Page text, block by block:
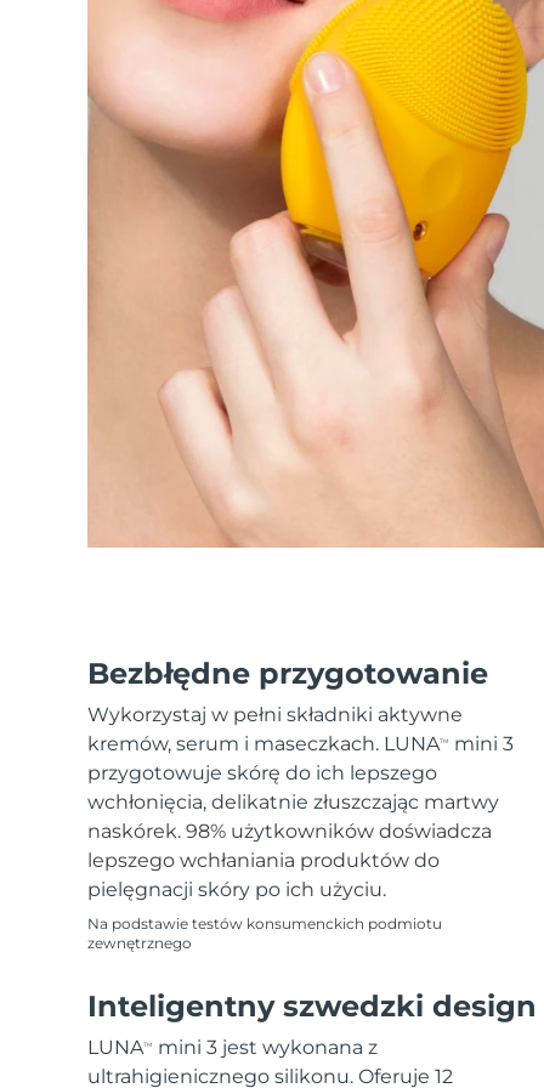
Bezbłędne przygotowanie
Wykorzystaj w pełni składniki aktywne
kremów, serum i maseczkach. LUNATM
mini 3
przygotowuje skórę do ich lepszego
wchłonięcia, delikatnie złuszczając martwy
naskórek. 98% użytkowników doświadcza
lepszego wchłaniania produktów do
pielęgnacji skóry po ich użyciu.
Na podstawie testów konsumenckich podmiotu
zewnętrznego
Inteligentny szwedzki design
LUNATM
mini 3 jest wykonana z
ultrahigienicznego silikonu. Oferuje 12